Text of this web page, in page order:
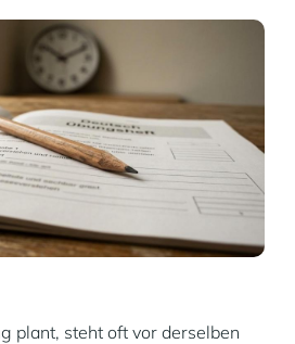
plant, steht oft vor derselben